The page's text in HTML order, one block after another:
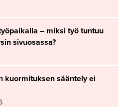
– miksi työ tuntuu
sivuosassa?
kuormituksen sääntely ei